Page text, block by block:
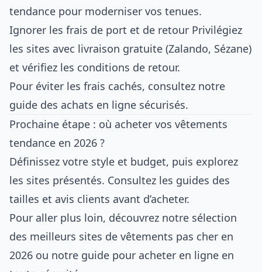
tendance pour moderniser vos tenues.
Ignorer les frais de port et de retour Privilégiez
les sites avec livraison gratuite (Zalando, Sézane)
et vérifiez les conditions de retour.
Pour éviter les frais cachés, consultez notre
guide des achats en ligne sécurisés.
Prochaine étape : où acheter vos vêtements
tendance en 2026 ?
Définissez votre style et budget, puis explorez
les sites présentés. Consultez les guides des
tailles et avis clients avant d’acheter.
Pour aller plus loin, découvrez notre sélection
des meilleurs sites de vêtements pas cher en
2026 ou notre guide pour acheter en ligne en